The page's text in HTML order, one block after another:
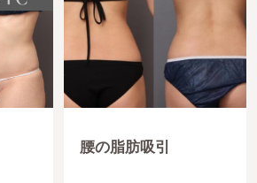
腰の脂肪吸引